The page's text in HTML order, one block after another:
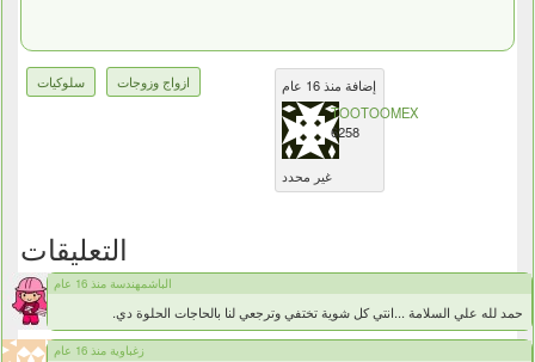
ازواج وزوجات سلوكيات
إضافة منذ 16 عام
TOOTOOMEX
6258
غير محدد
التعليقات
الباشمهندسة منذ 16 عام
حمد لله علي السلامة ...انتي كل شوية تختفي وترجعي لنا بالحاجات الحلوة دي.
زغباوية منذ 16 عام